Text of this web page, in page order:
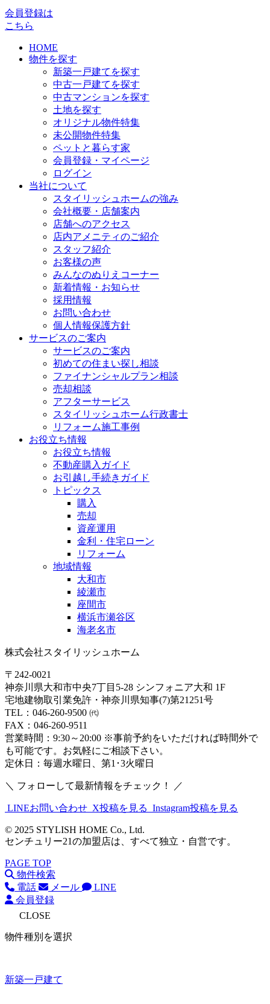
会員登録は
こちら
HOME
物件を探す
新築一戸建てを探す
中古一戸建てを探す
中古マンションを探す
土地を探す
オリジナル物件特集
未公開物件特集
ペットと暮らす家
会員登録・マイページ
ログイン
当社について
スタイリッシュホームの強み
会社概要・店舗案内
店舗へのアクセス
店内アメニティのご紹介
スタッフ紹介
お客様の声
みんなのぬりえコーナー
新着情報・お知らせ
採用情報
お問い合わせ
個人情報保護方針
サービスのご案内
サービスのご案内
初めての住まい探し相談
ファイナンシャルプラン相談
売却相談
アフターサービス
スタイリッシュホーム行政書士
リフォーム施工事例
お役立ち情報
お役立ち情報
不動産購入ガイド
お引越し手続きガイド
トピックス
購入
売却
資産運用
金利・住宅ローン
リフォーム
地域情報
大和市
綾瀬市
座間市
横浜市瀬谷区
海老名市
株式会社スタイリッシュホーム
〒242-0021
神奈川県大和市中央7丁目5-28 シンフォニア大和 1F
宅地建物取引業免許・神奈川県知事(7)第21251号
TEL：046-260-9500 ㈹
FAX：046-260-9511
営業時間：9:30～20:00 ※事前予約をいただければ時間外で
も可能です。お気軽にご相談下さい。
定休日：毎週水曜日、第1･3火曜日
＼ フォローして最新情報をチェック！ ／
LINEお問い合わせ X投稿を見る Instagram投稿を見る
© 2025 STYLISH HOME Co., Ltd.
センチュリー21の加盟店は、すべて独立・自営です。
PAGE TOP
物件検索
電話
メール
LINE
会員登録
CLOSE
物件種別を選択
新築一戸建て